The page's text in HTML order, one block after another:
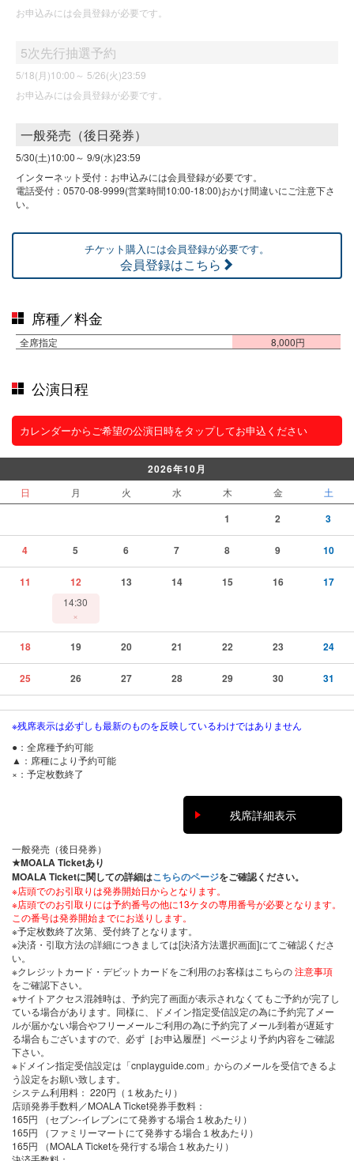
お申込みには会員登録が必要です。
5次先行抽選予約
5/18(月)10:00～ 5/26(火)23:59
お申込みには会員登録が必要です。
一般発売（後日発券）
5/30(土)10:00～ 9/9(水)23:59
インターネット受付：お申込みには会員登録が必要です。
電話受付：0570-08-9999(営業時間10:00-18:00)おかけ間違いにご注意下さ
い。
チケット購入には会員登録が必要です。
会員登録はこちら
席種／料金
全席指定 8,000円
公演日程
カレンダーからご希望の公演日時をタップしてお申込ください
2026年10月
日 月 火 水 木 金 土
1 2 3
4 5 6 7 8 9 10
11 12
14:30
×
13 14 15 16 17
18 19 20 21 22 23 24
25 26 27 28 29 30 31
※残席表示は必ずしも最新のものを反映しているわけではありません
●：全席種予約可能
▲：席種により予約可能
×：予定枚数終了
残席詳細表示
一般発売（後日発券）
★MOALA Ticketあり
MOALA Ticketに関しての詳細はこちらのページをご確認ください。
※店頭でのお引取りは発券開始日からとなります。
※店頭でのお引取りには予約番号の他に13ケタの専用番号が必要となります。
この番号は発券開始までにお送りします。
※予定枚数終了次第、受付終了となります。
※決済・引取方法の詳細につきましては[決済方法選択画面]にてご確認くださ
い。
※クレジットカード・デビットカードをご利用のお客様はこちらの注意事項
をご確認下さい。
※サイトアクセス混雑時は、予約完了画面が表示されなくてもご予約が完了し
ている場合があります。同様に、ドメイン指定受信設定の為に予約完了メー
ルが届かない場合やフリーメールご利用の為に予約完了メール到着が遅延す
る場合もございますので、必ず［お申込履歴］ページより予約内容をご確認
下さい。
※ドメイン指定受信設定は「cnplayguide.com」からのメールを受信できるよ
う設定をお願い致します。
システム利用料： 220円（１枚あたり）
店頭発券手数料／MOALA Ticket発券手数料 ：
165円 （セブン-イレブンにて発券する場合１枚あたり）
165円 （ファミリーマートにて発券する場合１枚あたり）
165円 （MOALA Ticketを発行する場合１枚あたり）